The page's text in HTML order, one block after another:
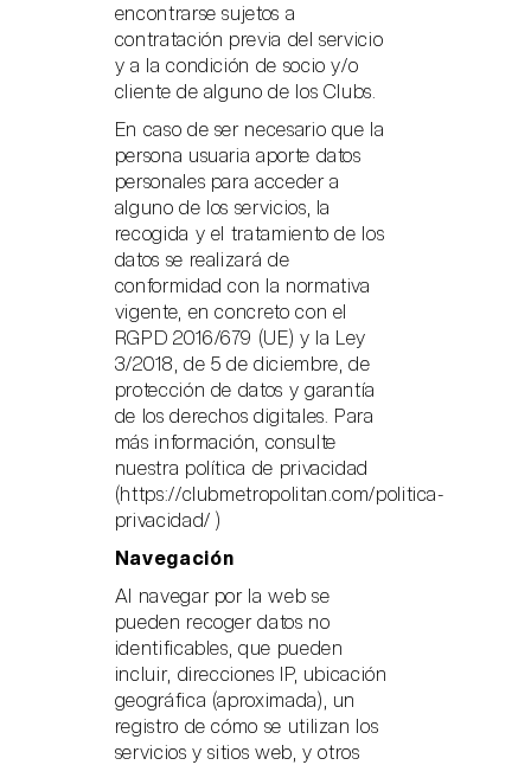
encontrarse sujetos a
contratación previa del servicio
y a la condición de socio y/o
cliente de alguno de los Clubs.
En caso de ser necesario que la
persona usuaria aporte datos
personales para acceder a
alguno de los servicios, la
recogida y el tratamiento de los
datos se realizará de
conformidad con la normativa
vigente, en concreto con el
RGPD 2016/679 (UE) y la Ley
3/2018, de 5 de diciembre, de
protección de datos y garantía
de los derechos digitales. Para
más información, consulte
nuestra política de privacidad
(https://clubmetropolitan.com/politica-
privacidad/ )
Navegación
Al navegar por la web se
pueden recoger datos no
identificables, que pueden
incluir, direcciones IP, ubicación
geográfica (aproximada), un
registro de cómo se utilizan los
servicios y sitios web, y otros